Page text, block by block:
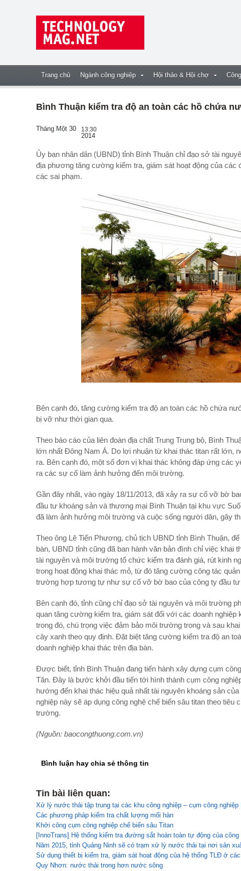
Trang chủ Ngành công nghiệp Hội thảo & Hội chợ
Bình Thuận kiểm tra độ an toàn các hồ chứa
Tháng Một 30 13:30
2014
Ủy ban nhân dân (UBND) tỉnh Bình Thuận chỉ đạo sở tài
địa phương tăng cường kiểm tra, giám sát hoạt động của các
các sai phạm.
Bên cạnh đó, tăng cường kiểm tra độ an toàn các hồ chứa
bị vỡ như thời gian qua.
Theo báo cáo của liên đoàn địa chất Trung Trung bộ, Bình
lớn nhất Đông Nam Á. Do lợi nhuận từ khai thác titan rất lớn,
ra. Bên cạnh đó, một số đơn vị khai thác không đáp ứng các
ra các sự cố làm ảnh hưởng đến môi trường.
Gần đây nhất, vào ngày 18/11/2013, đã xảy ra sự cố vỡ bờ
đầu tư khoáng sản và thương mại Bình Thuận tại khu vực
đã làm ảnh hưởng môi trường và cuộc sống người dân, gây
Theo ông Lê Tiến Phương, chủ tịch UBND tỉnh Bình Thuận,
bàn, UBND tỉnh cũng đã ban hành văn bản đình chỉ việc khai
tài nguyên và môi trường tổ chức kiểm tra đánh giá, rút kinh
trong hoạt động khai thác mỏ, từ đó tăng cường công tác
trường hợp tương tự như sự cố vỡ bờ bao của công ty đầu
Bên cạnh đó, tỉnh cũng chỉ đạo sở tài nguyên và môi trường
quan tăng cường kiểm tra, giám sát đối với các doanh nghiệp
trong đó, chú trọng việc đảm bảo môi trường trong và sau
cây xanh theo quy định. Đặt biệt tăng cường kiểm tra độ an
doanh nghiệp khai thác trên địa bàn.
Được biết, tỉnh Bình Thuận đang tiến hành xây dựng cụm
Tân. Đây là bước khởi đầu tiến tới hình thành cụm công
hướng đến khai thác hiệu quả nhất tài nguyên khoáng sản
nghiệp này sẽ áp dụng công nghệ chế biến sâu titan theo tiêu
trường.
(Nguồn: baocongthuong.com.vn)
Bình luận hay chia sẻ thông tin
Tin bài liên quan:
Xử lý nước thải tập trung tại các khu công nghiệp – cụm công
Các phương pháp kiểm tra chất lượng mối hàn
Khởi công cụm công nghiệp chế biến sâu Titan
[InnoTrans] Hệ thống kiểm tra đường sắt hoàn toàn tự động của
Năm 2015, tỉnh Quảng Ninh sẽ có trạm xử lý nước thải tại nơi sản
Sử dụng thiết bị kiểm tra, giám sát hoạt động của hệ thống TLÐ ở
Quy Nhơn: nước thải trong hơn nước sông